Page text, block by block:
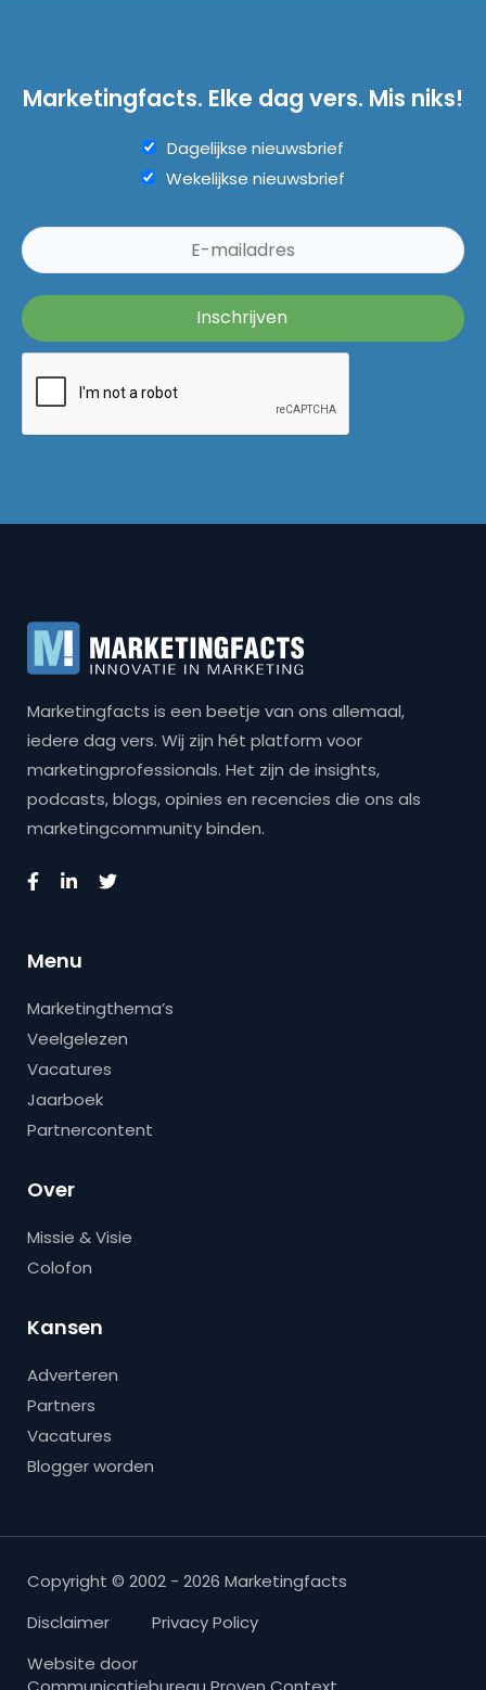
Marketingfacts. Elke dag vers. Mis niks!
Dagelijkse nieuwsbrief
Wekelijkse nieuwsbrief
Marketingfacts is een beetje van ons allemaal,
iedere dag vers. Wij zijn hét platform voor
marketingprofessionals. Het zijn de insights,
podcasts, blogs, opinies en recencies die ons als
marketingcommunity binden.
Menu
Marketingthema’s
Veelgelezen
Vacatures
Jaarboek
Partnercontent
Over
Missie & Visie
Colofon
Kansen
Adverteren
Partners
Vacatures
Blogger worden
Copyright © 2002 - 2026 Marketingfacts
Disclaimer
Privacy Policy
Website door